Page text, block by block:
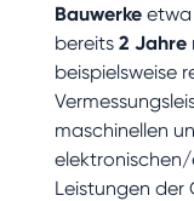
Bauwerkeetwa
bereits 2 Jahre
beispielsweise
maschinellen
Leistungen der